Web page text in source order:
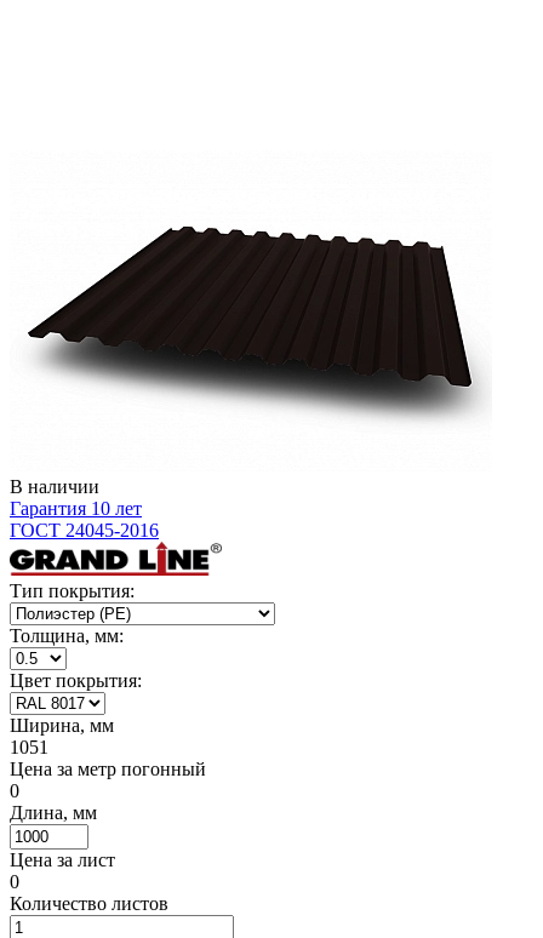
В наличии
Гарантия 10 лет
ГОСТ 24045-2016
Тип покрытия:
Толщина, мм:
Цвет покрытия:
Ширина, мм
1051
Цена за метр погонный
0
Длина, мм
Цена за лист
0
Количество листов